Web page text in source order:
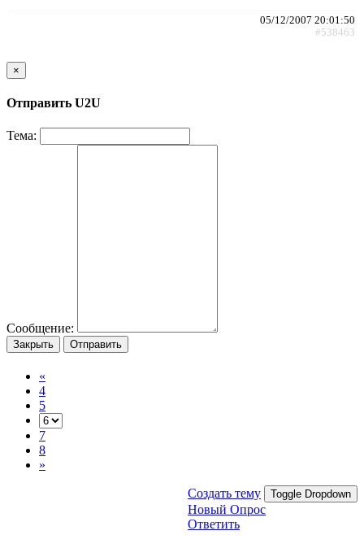
05/12/2007 20:01:50
#538463
×
Отправить U2U
Тема:
Сообщение:
Закрыть Отправить
«
4
5
7
8
»
Создать тему Toggle Dropdown
Новый Опрос
Ответить